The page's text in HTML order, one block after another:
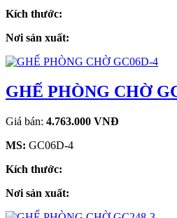
Kích thước:
Nơi sản xuất:
GHẾ PHÒNG CHỜ
Giá bán: 4.763.000 VNĐ
MS: GC06D-4
Kích thước:
Nơi sản xuất: